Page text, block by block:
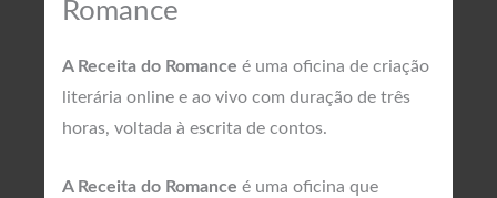
Romance
A Receita do Romance é uma oficina de criação
literária online e ao vivo com duração de três
horas, voltada à escrita de contos.
A Receita do Romance é uma oficina que